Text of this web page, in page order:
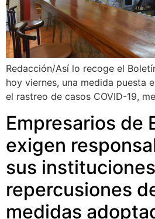
Redacción/Así lo recoge el
hoy viernes, una medida puesta
el rastreo de casos COVID-19,
Empresarios de
exigen
sus
repercusiones
medidas